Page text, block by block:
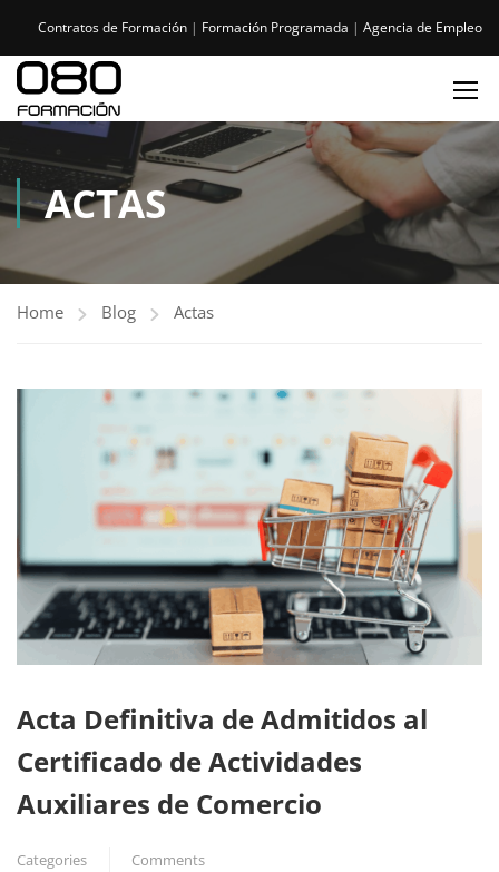
Contratos de Formación | Formación Programada | Agencia de Empleo
ACTAS
Home Blog Actas
Acta Definitiva de Admitidos al
Certificado de Actividades
Auxiliares de Comercio
Categories Comments